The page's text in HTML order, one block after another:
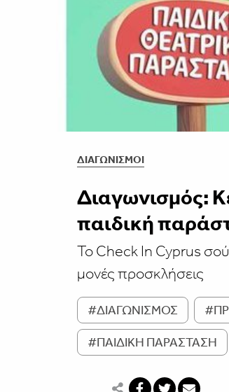
ΔΙΑΓΩΝΙΣΜΟΊ
Διαγωνισμός:
παιδική
Το Check In Cyprus σού
μονές προσκλήσεις
#ΔΙΑΓΩΝΙΣΜΟΣ
#ΠΑΙΔΙΚΗ ΠΑΡΑΣΤΑΣΗ